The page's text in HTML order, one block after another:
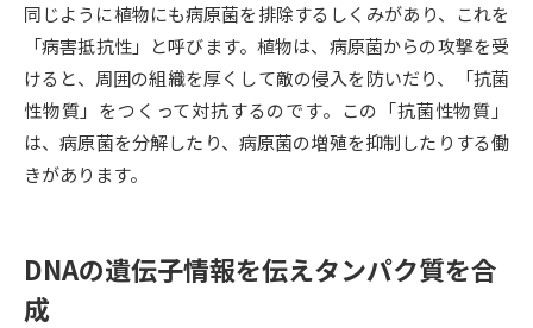
大学研究 大学検索
大学で学べる内容や特徴を調べる
データサイエンス特集 奨学金・特待生制度特集
同じように植物にも病原菌を排除するしくみがあり、これを
「病害抵抗性」と呼びます。植物は、病原菌からの攻撃を受
けると、周囲の組織を厚くして敵の侵入を防いだり、「抗菌
性物質」をつくって対抗するのです。この「抗菌性物質」
は、病原菌を分解したり、病原菌の増殖を抑制したりする働
きがあります。
DNAの遺伝子情報を伝えタンパク質を合
成